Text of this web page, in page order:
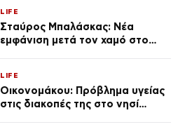
LIFE
Σταύρος Μπαλάσκας: Νέα
εμφάνιση μετά τον χαμό στο
LIFE
Οικονομάκου: Πρόβλημα υγείας
στις διακοπές της στο νησί